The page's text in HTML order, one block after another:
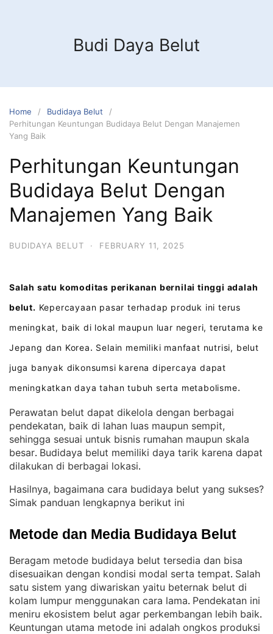
Budi Daya Belut
Home
Budidaya Belut
Perhitungan Keuntungan Budidaya Belut Dengan Manajemen
Yang Baik
Perhitungan Keuntungan
Budidaya Belut Dengan
Manajemen Yang Baik
BUDIDAYA BELUT · FEBRUARY 11, 2025
Salah satu komoditas perikanan bernilai tinggi adalah
belut. Kepercayaan pasar terhadap produk ini terus
meningkat, baik di lokal maupun luar negeri, terutama ke
Jepang dan Korea. Selain memiliki manfaat nutrisi, belut
juga banyak dikonsumsi karena dipercaya dapat
meningkatkan daya tahan tubuh serta metabolisme.
Perawatan belut dapat dikelola dengan berbagai
pendekatan, baik di lahan luas maupun sempit,
sehingga sesuai untuk bisnis rumahan maupun skala
besar. Budidaya belut memiliki daya tarik karena dapat
dilakukan di berbagai lokasi.
Hasilnya, bagaimana cara budidaya belut yang sukses?
Simak panduan lengkapnya berikut ini
Metode dan Media Budidaya Belut
Beragam metode budidaya belut tersedia dan bisa
disesuaikan dengan kondisi modal serta tempat. Salah
satu sistem yang diwariskan yaitu beternak belut di
kolam lumpur menggunakan cara lama. Pendekatan ini
meniru ekosistem belut agar perkembangan lebih baik
Keuntungan utama metode ini adalah ongkos produksi